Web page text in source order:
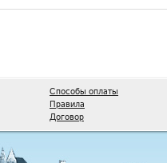
Способы оплаты
Правила
Договор